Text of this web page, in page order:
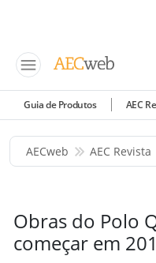
Guia de Produtos AEC
AECweb AEC Revista
Obras do Polo
começar em